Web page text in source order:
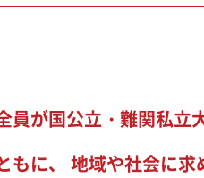
員が国公立・難関私
もに、 地域や社会に